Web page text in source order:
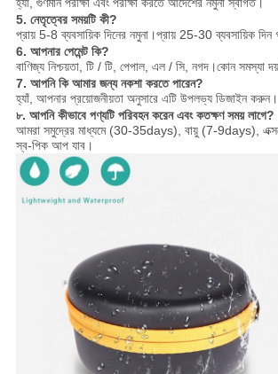
হ্যাঁ, গুণমান পরীক্ষা এবং পরীক্ষা করতে আদেশের নমুনা স্বাগত।
5. নেতৃত্বের সময়টি কী?
প্রায় 5-8 ব্যবসায়িক দিনের নমুনা।প্রায় 25-30 ব্যবসায়িক দিন
6. আপনার পেমেন্ট কি?
বাণিজ্য নিশ্চয়তা, টি / টি, পেপাল, এল / সি, নগদ।কোন সমস্যা
7. আপনি কি আমার জন্য নকশা করতে পারেন?
হ্যাঁ, আপনার প্রয়োজনীয়তা অনুসারে এটি উপলভ্য ডিজাইন করুন।
৮. আপনি কীভাবে পণ্যটি পরিবহন করেন এবং কতক্ষণ সময় লাগে?
আমরা সমুদ্রের মাধ্যমে (30-35days), বায়ু (7-9days),
স্ব-পিক আপ যাব।